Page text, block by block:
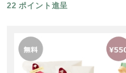
22 ポイント進呈